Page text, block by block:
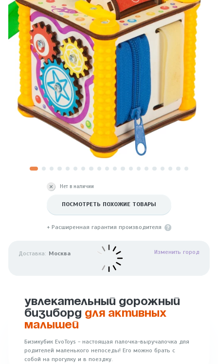
Нет в наличии
ПОСМОТРЕТЬ ПОХОЖИЕ ТОВАРЫ
+ Расширенная гарантия производителя
Доставка: Москва Изменить город
УВЛЕКАТЕЛЬНЫЙ ДОРОЖНЫЙ
БИЗИБОРД ДЛЯ АКТИВНЫХ
МАЛЫШЕЙ
Бизикубик EvoToys - настоящая палочка-выручалочка для
родителей маленького непоседы! Его можно брать с
собой на прогулку и в поездку.